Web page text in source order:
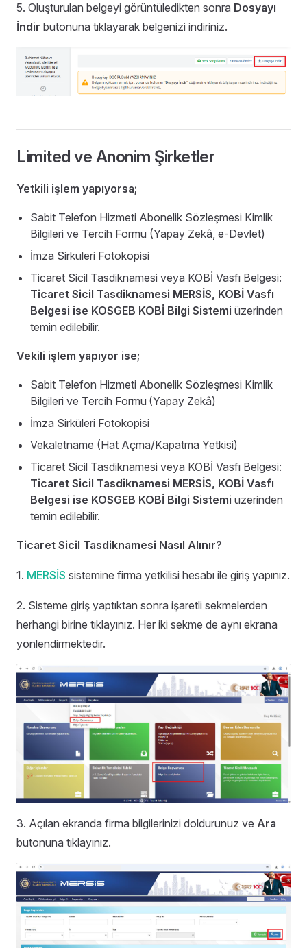
5. Oluşturulan belgeyi görüntüledikten sonra Dosyayı
İndir butonuna tıklayarak belgenizi indiriniz.
Limited ve Anonim Şirketler
Yetkili işlem yapıyorsa;
Sabit Telefon Hizmeti Abonelik Sözleşmesi Kimlik
Bilgileri ve Tercih Formu (Yapay Zekâ, e-Devlet)
İmza Sirküleri Fotokopisi
Ticaret Sicil Tasdiknamesi veya KOBİ Vasfı Belgesi:
Ticaret Sicil Tasdiknamesi MERSİS, KOBİ Vasfı
Belgesi ise KOSGEB KOBİ Bilgi Sistemi üzerinden
temin edilebilir.
Vekili işlem yapıyor ise;
Sabit Telefon Hizmeti Abonelik Sözleşmesi Kimlik
Bilgileri ve Tercih Formu (Yapay Zekâ)
İmza Sirküleri Fotokopisi
Vekaletname (Hat Açma/Kapatma Yetkisi)
Ticaret Sicil Tasdiknamesi veya KOBİ Vasfı Belgesi:
Ticaret Sicil Tasdiknamesi MERSİS, KOBİ Vasfı
Belgesi ise KOSGEB KOBİ Bilgi Sistemi üzerinden
temin edilebilir.
Ticaret Sicil Tasdiknamesi Nasıl Alınır?
1. MERSİS sistemine firma yetkilisi hesabı ile giriş yapınız.
2. Sisteme giriş yaptıktan sonra işaretli sekmelerden
herhangi birine tıklayınız. Her iki sekme de aynı ekrana
yönlendirmektedir.
3. Açılan ekranda firma bilgilerinizi doldurunuz ve Ara
butonuna tıklayınız.